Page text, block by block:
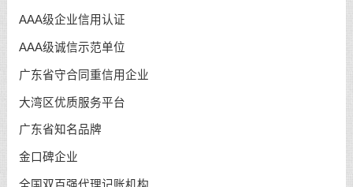
AAA级企业信用认证
AAA级诚信示范单位
广东省守合同重信用企业
大湾区优质服务平台
广东省知名品牌
金口碑企业